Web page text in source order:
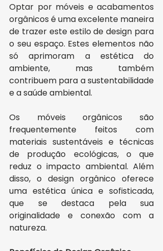
Optar por móveis e acabamentos
orgânicos é uma excelente maneira
de trazer este estilo de design para
o seu espaço. Estes elementos não
só aprimoram a estética do
ambiente, mas também
contribuem para a sustentabilidade
e a saúde ambiental.
Os móveis orgânicos são
frequentemente feitos com
materiais sustentáveis e técnicas
de produção ecológicas, o que
reduz o impacto ambiental. Além
disso, o design orgânico oferece
uma estética única e sofisticada,
que se destaca pela sua
originalidade e conexão com a
natureza.